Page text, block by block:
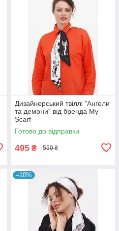
Дизайнерський твіллі "Ангели
та демони" від бренда My
Scarf
Готово до відправки
495 ₴ 550 ₴
–10%